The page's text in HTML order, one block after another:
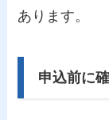
あります。
申込前に